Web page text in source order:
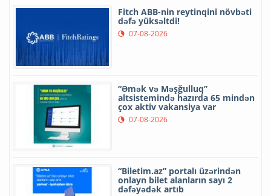
Fitch ABB-nin reytinqini növbəti
dəfə yüksəltdi!
07-08-2026
“Əmək və Məşğulluq”
altsistemində hazırda 65 mindən
çox aktiv vakansiya var
07-08-2026
“Biletim.az” portalı üzərindən
onlayn bilet alanların sayı 2
dəfəyədək artıb